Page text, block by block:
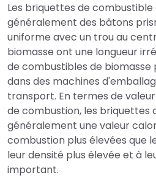
Les briquettes de
généralement des bâtons
uniforme avec un trou au
biomasse ont une longueur
de combustibles de
dans des machines
transport. En termes de
de combustion, les briquettes
généralement une valeur
combustion plus élevées que
leur densité plus élevée et à
important.